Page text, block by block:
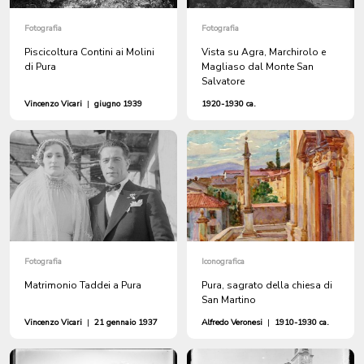
Fotografia
Piscicoltura Contini ai Molini
di Pura
Vincenzo Vicari | giugno 1939
Fotografia
Vista su Agra, Marchirolo e
Magliaso dal Monte San
Salvatore
1920-1930 ca.
Fotografia
Matrimonio Taddei a Pura
Vincenzo Vicari | 21 gennaio 1937
Iconografica
Pura, sagrato della chiesa di
San Martino
Alfredo Veronesi | 1910-1930 ca.